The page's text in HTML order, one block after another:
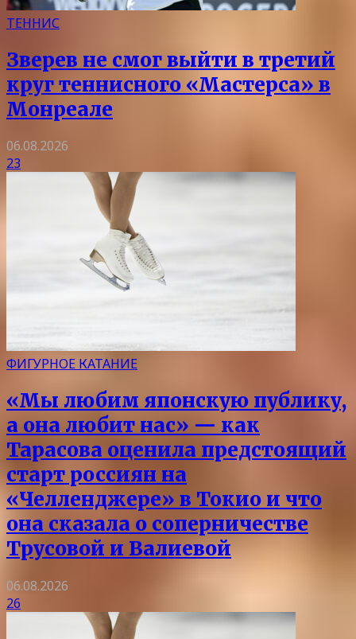
ТЕННИС
Зверев не смог выйти в третий
круг теннисного «Мастерса» в
Монреале
06.08.2026
23
ФИГУРНОЕ КАТАНИЕ
«Мы любим японскую публику,
а она любит нас» — как
Тарасова оценила предстоящий
старт россиян на
«Челленджере» в Токио и что
она сказала о соперничестве
Трусовой и Валиевой
06.08.2026
26